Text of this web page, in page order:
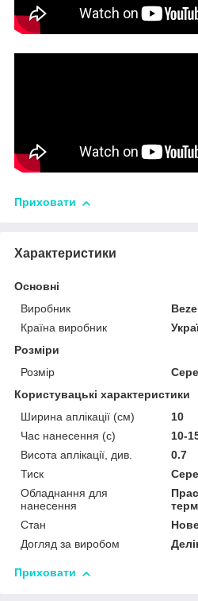
Приховати
Характеристики
Основні
Виробник
Країна виробник
Розміри
Розмір
Користувацькі характеристики
Ширина аплікації (см)
10
Час нанесення (с)
10-
Висота аплікації, див.
0.7
Тиск
Обладнання для
нанесення
Стан
Догляд за виробом
Приховати